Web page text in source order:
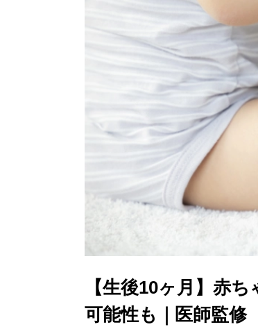
【生後10ヶ月】赤
可能性も｜医師監修